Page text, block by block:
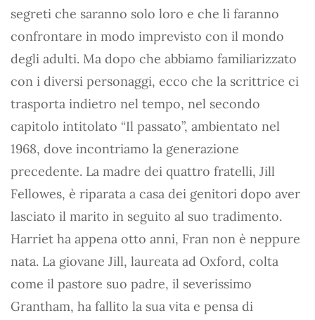
segreti che saranno solo loro e che li faranno
confrontare in modo imprevisto con il mondo
degli adulti. Ma dopo che abbiamo familiarizzato
con i diversi personaggi, ecco che la scrittrice ci
trasporta indietro nel tempo, nel secondo
capitolo intitolato “Il passato”, ambientato nel
1968, dove incontriamo la generazione
precedente. La madre dei quattro fratelli, Jill
Fellowes, è riparata a casa dei genitori dopo aver
lasciato il marito in seguito al suo tradimento.
Harriet ha appena otto anni, Fran non è neppure
nata. La giovane Jill, laureata ad Oxford, colta
come il pastore suo padre, il severissimo
Grantham, ha fallito la sua vita e pensa di